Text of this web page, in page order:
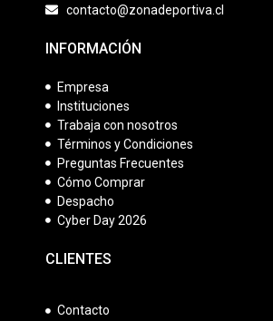
contacto@zonadeportiva.cl
INFORMACIÓN
Empresa
Instituciones
Trabaja con nosotros
Términos y Condiciones
Preguntas Frecuentes
Cómo Comprar
Despacho
Cyber Day 2026
CLIENTES
Contacto